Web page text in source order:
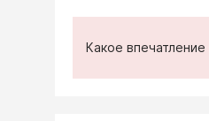
Какое